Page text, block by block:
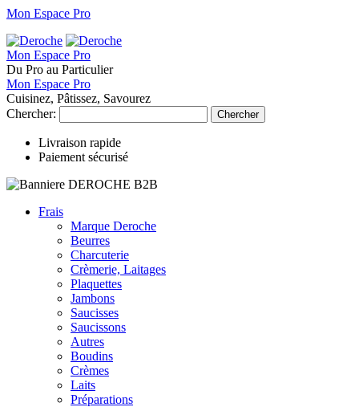
Mon Espace Pro
Mon Espace Pro
Du Pro au Particulier
Mon Espace Pro
Cuisinez, Pâtissez, Savourez
Chercher:
Chercher
Livraison rapide
Paiement sécurisé
Frais
Marque Deroche
Beurres
Charcuterie
Crèmerie, Laitages
Plaquettes
Jambons
Saucisses
Saucissons
Autres
Boudins
Crèmes
Laits
Préparations